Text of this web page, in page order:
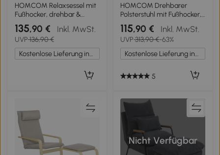
HOMCOM Relaxsessel mit
Fußhocker, drehbar &
höhenverstellbar,
Rückenlehne 4-fach, 66 x
80 x 93–104 cm, Grau
135,90 € Inkl. MwSt.
UVP136,90 €
Kostenlose Lieferung innerhalb Deutschlands
HOMCOM Drehbarer
Polsterstuhl mit Fußhocker,
zurücklehnbar,
Polstersessel mit
Armlehnen, für
Wohnzimmer,
Schlafzimmer, Grau
115,90 € Inkl. MwSt.
UVP313,90 €-63%
Kostenlose Lieferung innerhalb Deutschlands
5
Nicht Verfügbar